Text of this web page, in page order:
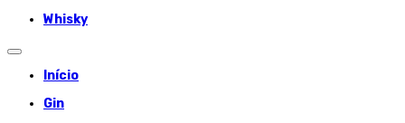
Whisky
Início
Gin